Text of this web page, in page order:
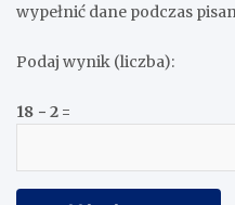
wypełnić dane podczas
Podaj wynik (liczba):
18 − 2 =